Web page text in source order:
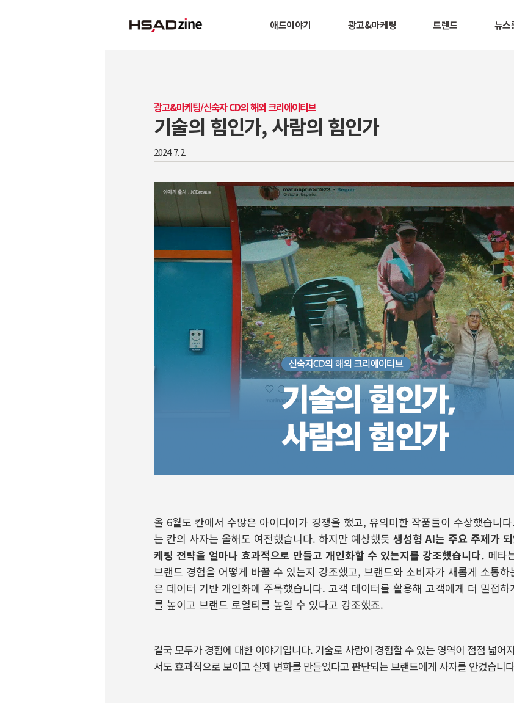
애드이야기 광고&마케팅 트렌드 뉴스
광고&마케팅/신숙자 CD의 해외 크리에이티브
기술의 힘인가, 사람의 힘인가
2024. 7. 2.
올 6월도 칸에서 수많은 아이디어가 경쟁을 했고, 유의미한 작품들이 수상했습니다.
는 칸의 사자는 올해도 여전했습니다. 하지만 예상했듯 생성형AI는 주요 주제가
케팅 전략을 얼마나 효과적으로 만들고 개인화할 수 있는지를 강조했습니다. 메타
브랜드 경험을 어떻게 바꿀 수 있는지 강조했고, 브랜드와 소비자가 새롭게 소통
은 데이터 기반 개인화에 주목했습니다. 고객 데이터를 활용해 고객에게 더 밀접
를 높이고 브랜드 로열티를 높일 수 있다고 강조했죠.
결국 모두가 경험에 대한 이야기입니다. 기술로 사람이 경험할 수 있는 영역이 점점 넓어
서도 효과적으로 보이고 실제 변화를 만들었다고 판단되는 브랜드에게 사자를 안겼습니